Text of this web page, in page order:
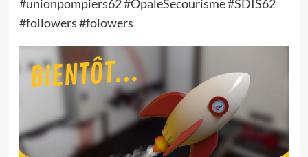
#unionpompiers62 #OpaleSecourisme #SDIS62
#followers #folowers